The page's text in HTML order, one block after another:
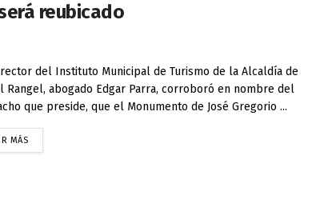
reubicado
del Instituto Municipal de Turismo de la Alcaldía de
Rangel, abogado Edgar Parra, corroboró en nombre del
que preside, que el Monumento de José Gregorio ...
MÁS